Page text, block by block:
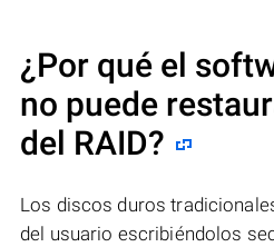
¿Por qué el
no puede
del RAID?
Los discos duros
del usuario escribiéndolos